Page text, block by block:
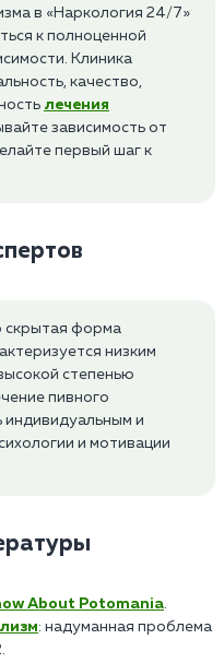
в «Наркология 24/7»
к полноценной
Клиника
качество,
лечения
зависимость от
первый шаг к
скрытая форма
низким
степенью
пивного
индивидуальным и
и мотивации
About Potomania.
: надуманная проблема